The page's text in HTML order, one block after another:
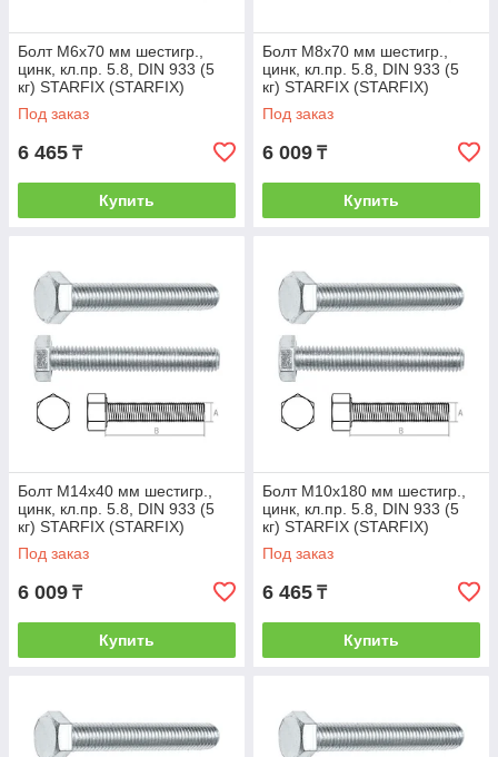
Болт М6х70 мм шестигр.,
цинк, кл.пр. 5.8, DIN 933 (5
кг) STARFIX (STARFIX)
(SMV1-13523-5)
Под заказ
6 465 ₸
Купить
Болт М8х70 мм шестигр.,
цинк, кл.пр. 5.8, DIN 933 (5
кг) STARFIX (STARFIX)
(SMV1-15523-5)
Под заказ
6 009 ₸
Купить
Болт М14х40 мм шестигр.,
цинк, кл.пр. 5.8, DIN 933 (5
кг) STARFIX (STARFIX)
(SMV1-21493-5)
Под заказ
6 009 ₸
Купить
Болт М10х180 мм шестигр.,
цинк, кл.пр. 5.8, DIN 933 (5
кг) STARFIX (STARFIX)
(SMV1-17633-5)
Под заказ
6 465 ₸
Купить